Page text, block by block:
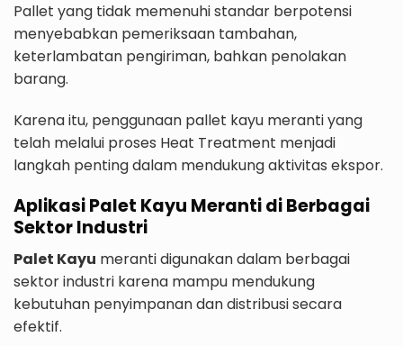
Pallet yang tidak memenuhi standar berpotensi
menyebabkan pemeriksaan tambahan,
keterlambatan pengiriman, bahkan penolakan
barang.
Karena itu, penggunaan pallet kayu meranti yang
telah melalui proses Heat Treatment menjadi
langkah penting dalam mendukung aktivitas ekspor.
Aplikasi Palet Kayu Meranti di Berbagai
Sektor Industri
Palet Kayu meranti digunakan dalam berbagai
sektor industri karena mampu mendukung
kebutuhan penyimpanan dan distribusi secara
efektif.